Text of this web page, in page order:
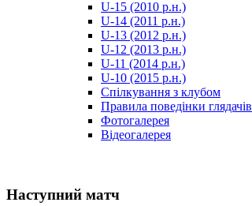
U-15 (2010 р.н.)
U-14 (2011 р.н.)
U-13 (2012 р.н.)
U-12 (2013 р.н.)
U-11 (2014 р.н.)
U-10 (2015 р.н.)
Спілкування з клубом
Правила поведінки глядачів
Фотогалерея
Відеогалерея
Наступний матч